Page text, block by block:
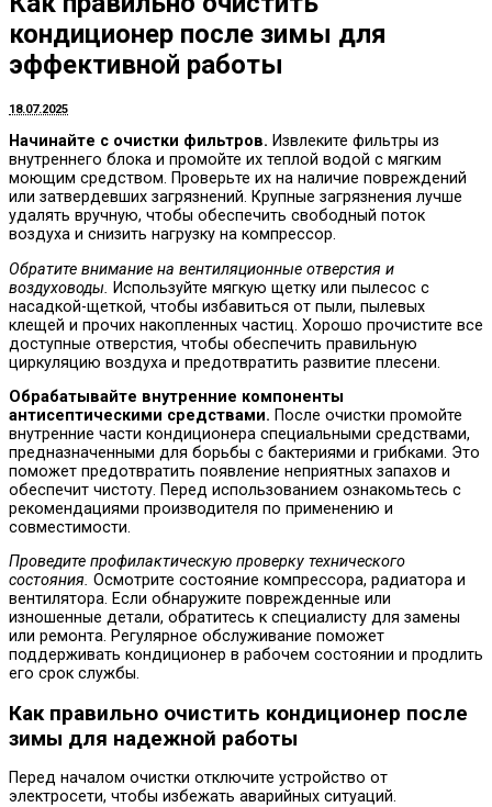
кондиционер после зимы для
эффективной работы
18.07.2025
Начинайте с очистки фильтров. Извлеките фильтры из
внутреннего блока и промойте их теплой водой с мягким
моющим средством. Проверьте их на наличие повреждений
или затвердевших загрязнений. Крупные загрязнения лучше
удалять вручную, чтобы обеспечить свободный поток
воздуха и снизить нагрузку на компрессор.
Обратите внимание на вентиляционные отверстия и
воздуховоды. Используйте мягкую щетку или пылесос с
насадкой-щеткой, чтобы избавиться от пыли, пылевых
клещей и прочих накопленных частиц. Хорошо прочистите все
доступные отверстия, чтобы обеспечить правильную
циркуляцию воздуха и предотвратить развитие плесени.
Обрабатывайте внутренние компоненты
антисептическими средствами. После очистки промойте
внутренние части кондиционера специальными средствами,
предназначенными для борьбы с бактериями и грибками. Это
поможет предотвратить появление неприятных запахов и
обеспечит чистоту. Перед использованием ознакомьтесь с
рекомендациями производителя по применению и
совместимости.
Проведите профилактическую проверку технического
состояния. Осмотрите состояние компрессора, радиатора и
вентилятора. Если обнаружите поврежденные или
изношенные детали, обратитесь к специалисту для замены
или ремонта. Регулярное обслуживание поможет
поддерживать кондиционер в рабочем состоянии и продлить
его срок службы.
Как правильно очистить кондиционер после
зимы для надежной работы
Перед началом очистки отключите устройство от
электросети, чтобы избежать аварийных ситуаций.